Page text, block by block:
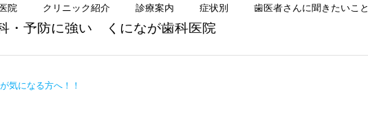
・予防に強い くになが歯科医院
院 クリニック紹介 診療案内 症状別 歯医者さんに聞きたいこと
気になる方へ！！